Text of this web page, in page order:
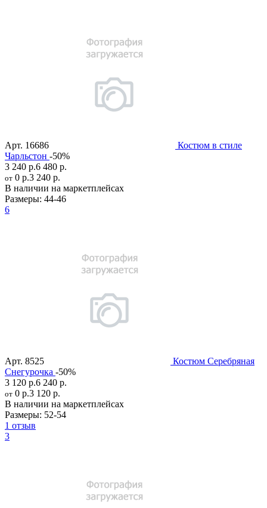
Арт. 16686
Костюм в стиле
Чарльстон -50%
3 240 р.6 480 р.
от 0 р.3 240 р.
В наличии на маркетплейсах
Размеры: 44-46
6
Арт. 8525
Костюм Серебряная
Снегурочка -50%
3 120 р.6 240 р.
от 0 р.3 120 р.
В наличии на маркетплейсах
Размеры: 52-54
1 отзыв
3